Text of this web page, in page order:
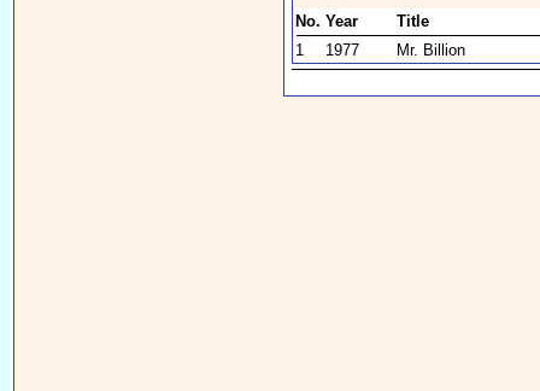
No. Year
Title
1
1977 Mr. Billion